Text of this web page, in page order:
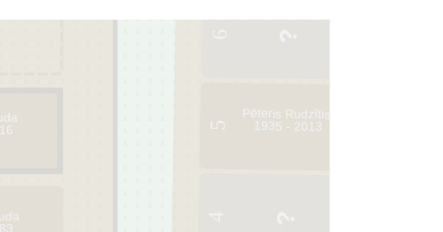
5
Pēteris Rudzītis
1935 - 2013